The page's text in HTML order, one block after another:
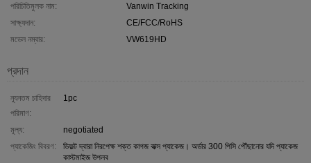
পরিচিতিমুলক নাম:
Vanwin Tracking
সাক্ষ্যদান:
CE/FCC/RoHS
মডেল নম্বার:
VW619HD
প্রদান
ন্যূনতম চাহিদার
পরিমাণ:
1pc
মূল্য:
negotiated
প্যাকেজিং বিবরণ:
ডিফল্ট দ্বারা নিরপেক্ষ শক্ত কাগজ বাক্স প্যাকেজ। অর্ডার 300 পিসি পৌঁছানোর যদি প্যাকেজ
কাস্টমাইজ উপলব